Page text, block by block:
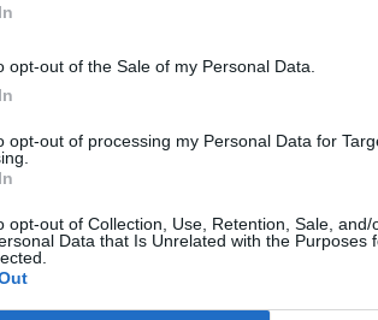
opt-out of the Sale of my Personal Data.
opt-out of processing my Personal Data for
opt-out of Collection, Use, Retention, Sale, and/
Data that Is Unrelated with the Purposes
Διεξάγεται ο
ώρα του τελικού